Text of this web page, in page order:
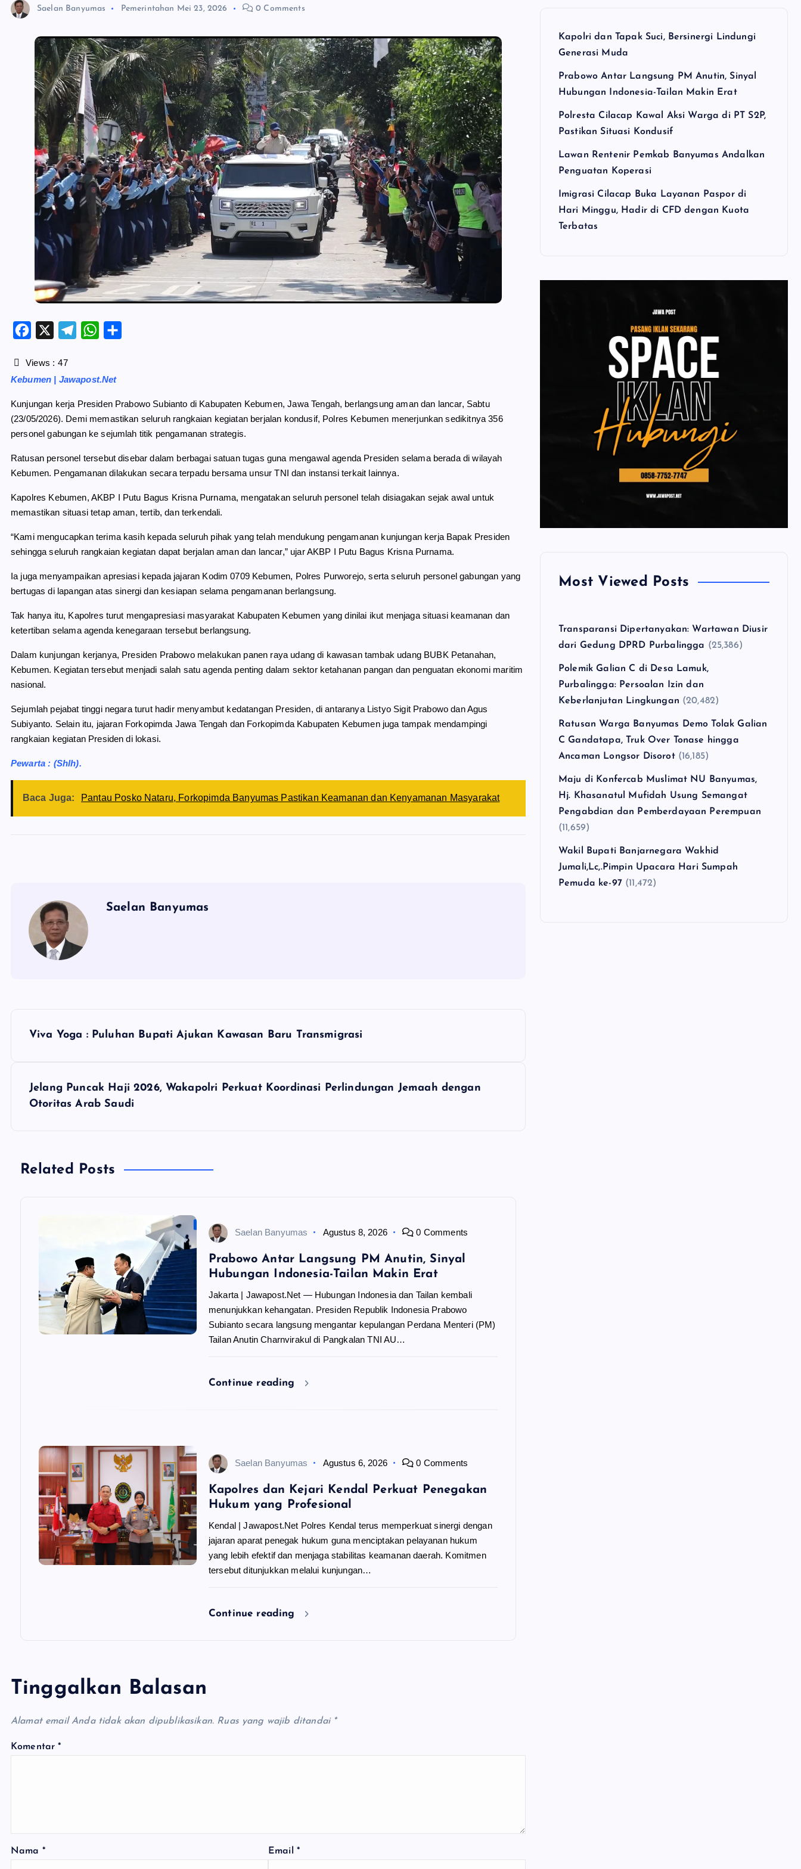
Saelan Banyumas Pemerintahan Mei 23, 2026 0 Comments
c
o
o
k
r
a
m
W
A
p
p
Views : 47
Kebumen | Jawapost.Net
Kunjungan kerja Presiden Prabowo Subianto di Kabupaten Kebumen, Jawa Tengah, berlangsung aman dan lancar, Sabtu
(23/05/2026). Demi memastikan seluruh rangkaian kegiatan berjalan kondusif, Polres Kebumen menerjunkan sedikitnya 356
personel gabungan ke sejumlah titik pengamanan strategis.
Ratusan personel tersebut disebar dalam berbagai satuan tugas guna mengawal agenda Presiden selama berada di wilayah
Kebumen. Pengamanan dilakukan secara terpadu bersama unsur TNI dan instansi terkait lainnya.
Kapolres Kebumen, AKBP I Putu Bagus Krisna Purnama, mengatakan seluruh personel telah disiagakan sejak awal untuk
memastikan situasi tetap aman, tertib, dan terkendali.
“Kami mengucapkan terima kasih kepada seluruh pihak yang telah mendukung pengamanan kunjungan kerja Bapak Presiden
sehingga seluruh rangkaian kegiatan dapat berjalan aman dan lancar,” ujar AKBP I Putu Bagus Krisna Purnama.
Ia juga menyampaikan apresiasi kepada jajaran Kodim 0709 Kebumen, Polres Purworejo, serta seluruh personel gabungan yang
bertugas di lapangan atas sinergi dan kesiapan selama pengamanan berlangsung.
Tak hanya itu, Kapolres turut mengapresiasi masyarakat Kabupaten Kebumen yang dinilai ikut menjaga situasi keamanan dan
ketertiban selama agenda kenegaraan tersebut berlangsung.
Dalam kunjungan kerjanya, Presiden Prabowo melakukan panen raya udang di kawasan tambak udang BUBK Petanahan,
Kebumen. Kegiatan tersebut menjadi salah satu agenda penting dalam sektor ketahanan pangan dan penguatan ekonomi maritim
nasional.
Sejumlah pejabat tinggi negara turut hadir menyambut kedatangan Presiden, di antaranya Listyo Sigit Prabowo dan Agus
Subiyanto. Selain itu, jajaran Forkopimda Jawa Tengah dan Forkopimda Kabupaten Kebumen juga tampak mendampingi
rangkaian kegiatan Presiden di lokasi.
Pewarta : (Shlh).
Baca Juga: Pantau Posko Nataru, Forkopimda Banyumas Pastikan Keamanan dan Kenyamanan Masyarakat
Saelan Banyumas
N
g
Viva Yoga : Puluhan Bupati Ajukan Kawasan Baru Transmigrasi
Jelang Puncak Haji 2026, Wakapolri Perkuat Koordinasi Perlindungan Jemaah dengan
Otoritas Arab Saudi
Related Posts
Saelan Banyumas Agustus 8, 2026 0 Comments
Prabowo Antar Langsung PM Anutin, Sinyal
Hubungan Indonesia-Tailan Makin Erat
Jakarta | Jawapost.Net — Hubungan Indonesia dan Tailan kembali
menunjukkan kehangatan. Presiden Republik Indonesia Prabowo
Subianto secara langsung mengantar kepulangan Perdana Menteri (PM)
Tailan Anutin Charnvirakul di Pangkalan TNI AU…
Continue reading
Saelan Banyumas Agustus 6, 2026 0 Comments
Kapolres dan Kejari Kendal Perkuat Penegakan
Hukum yang Profesional
Kendal | Jawapost.Net Polres Kendal terus memperkuat sinergi dengan
jajaran aparat penegak hukum guna menciptakan pelayanan hukum
yang lebih efektif dan menjaga stabilitas keamanan daerah. Komitmen
tersebut ditunjukkan melalui kunjungan…
Continue reading
Tinggalkan Balasan
Alamat email Anda tidak akan dipublikasikan. Ruas yang wajib ditandai *
Komentar*
Nama * Email *
Kapolri dan Tapak Suci, Bersinergi Lindungi
Generasi Muda
Prabowo Antar Langsung PM Anutin, Sinyal
Hubungan Indonesia-Tailan Makin Erat
Polresta Cilacap Kawal Aksi Warga di PT S2P,
Pastikan Situasi Kondusif
Lawan Rentenir Pemkab Banyumas Andalkan
Penguatan Koperasi
Imigrasi Cilacap Buka Layanan Paspor di
Hari Minggu, Hadir di CFD dengan Kuota
Terbatas
Most Viewed Posts
Transparansi Dipertanyakan: Wartawan Diusir
dari Gedung DPRD Purbalingga (25,386)
Polemik Galian C di Desa Lamuk,
Purbalingga: Persoalan Izin dan
Keberlanjutan Lingkungan (20,482)
Ratusan Warga Banyumas Demo Tolak Galian
C Gandatapa, Truk Over Tonase hingga
Ancaman Longsor Disorot (16,185)
Maju di Konfercab Muslimat NU Banyumas,
Hj. Khasanatul Mufidah Usung Semangat
Pengabdian dan Pemberdayaan Perempuan
(11,659)
Wakil Bupati Banjarnegara Wakhid
Jumali,Lc,.Pimpin Upacara Hari Sumpah
Pemuda ke-97 (11,472)